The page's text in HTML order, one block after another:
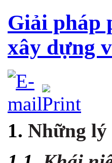
Giải pháp
xây dựng
1. Những lý